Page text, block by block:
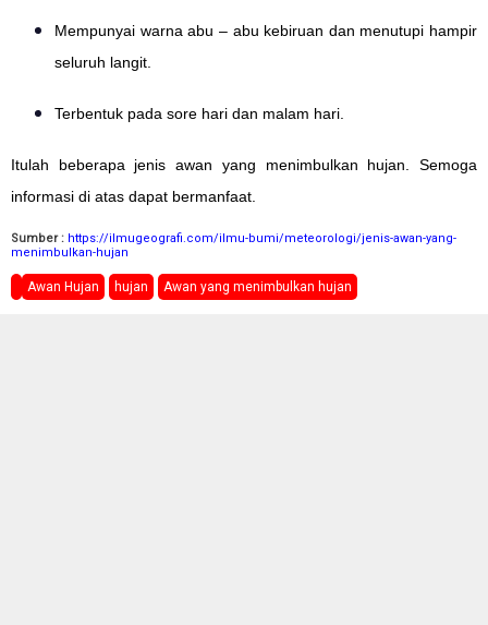
Mempunyai warna abu – abu kebiruan dan menutupi hampir
seluruh langit.
Terbentuk pada sore hari dan malam hari.
Itulah beberapa jenis awan yang menimbulkan hujan. Semoga
informasi di atas dapat bermanfaat.
Sumber : https://ilmugeografi.com/ilmu-bumi/meteorologi/jenis-awan-yang-
menimbulkan-hujan
Awan Hujan hujan Awan yang menimbulkan hujan